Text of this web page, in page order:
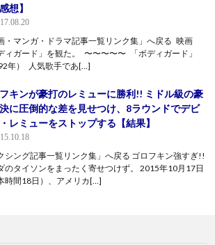
想】
・マンガ・ドラマ記事一覧リンク集」へ戻る 映画
ィガード」を観た。 〜〜〜〜〜 「ボディガード」
年） 人気歌手であ[…]
キンが豪打のレミューに勝利!! ミドル級の豪
に圧倒的な差を見せつけ、8ラウンドでデビ
レミューをストップする【結果】
シング記事一覧リンク集」へ戻る ゴロフキン強すぎ!!
のタイソンをまったく寄せつけず。 2015年10月17日
時間18日）、アメリカ[…]